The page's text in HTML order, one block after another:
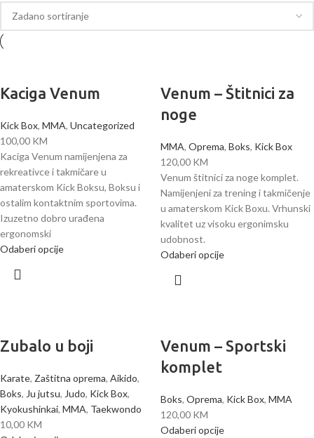
Kaciga Venum
Kick Box, MMA, Uncategorized
100,00 KM
Kaciga Venum namijenjena za
rekreativce i takmičare u
amaterskom Kick Boksu, Boksu i
ostalim kontaktnim sportovima.
Izuzetno dobro urađena
ergonomski
Odaberi opcije
Venum – Štitnici za
noge
MMA, Oprema, Boks, Kick Box
120,00 KM
Venum štitnici za noge komplet.
Namijenjeni za trening i takmičenje
u amaterskom Kick Boxu. Vrhunski
kvalitet uz visoku ergonimsku
udobnost.
Odaberi opcije
Zubalo u boji
Karate, Zaštitna oprema, Aikido,
Boks, Ju jutsu, Judo, Kick Box,
Kyokushinkai, MMA, Taekwondo
10,00 KM
Venum – Sportski
komplet
Boks, Oprema, Kick Box, MMA
120,00 KM
Odaberi opcije